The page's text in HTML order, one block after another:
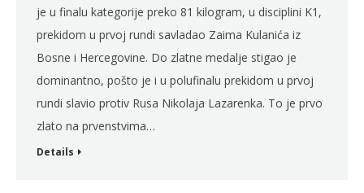
je u finalu kategorije preko 81 kilogram, u disciplini K1,
prekidom u prvoj rundi savladao Zaima Kulanića iz
Bosne i Hercegovine. Do zlatne medalje stigao je
dominantno, pošto je i u polufinalu prekidom u prvoj
rundi slavio protiv Rusa Nikolaja Lazarenka. To je prvo
zlato na prvenstvima…
Details